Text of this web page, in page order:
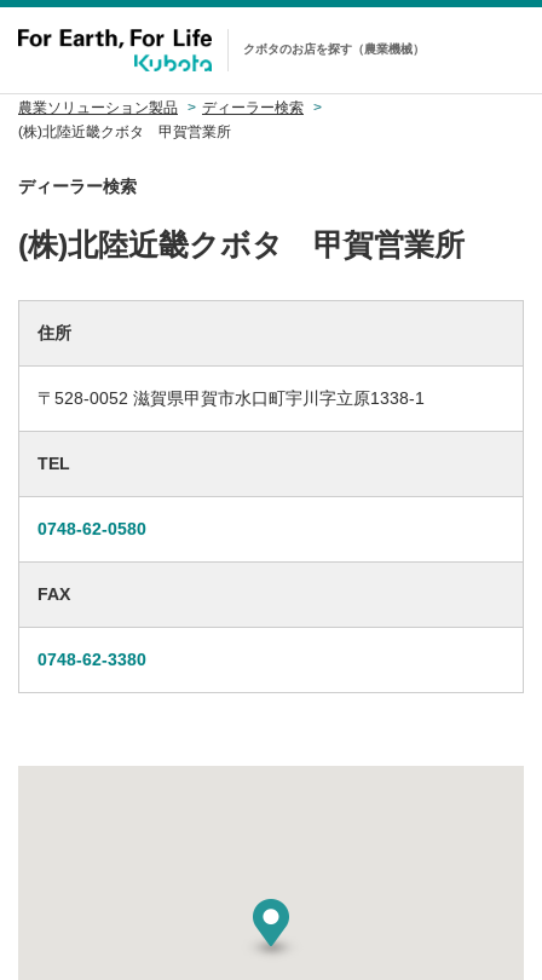
クボタのお店を探す（農業機械）
農業ソリューション製品
ディーラー検索
(株)北陸近畿クボタ 甲賀営業所
ディーラー検索
(株)北陸近畿クボタ 甲賀営業所
住所
〒528-0052 滋賀県甲賀市水口町宇川字立原1338-1
TEL
0748-62-0580
FAX
0748-62-3380